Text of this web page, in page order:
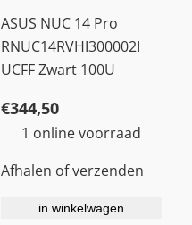
ASUS NUC 14 Pro
RNUC14RVHI300002I
UCFF Zwart 100U
€344,50
1 online voorraad
Afhalen of verzenden
in winkelwagen